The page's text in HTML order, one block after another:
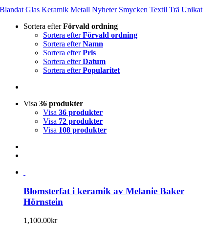
Blandat Glas Keramik Metall Nyheter Smycken Textil Trä Unikat
Sortera efterFörvald ordning
Sortera efterFörvald ordning
Sortera efterNamn
Sortera efterPris
Sortera efterDatum
Sortera efterPopularitet
Visa 36 produkter
Visa 36 produkter
Visa 72 produkter
Visa 108 produkter
Blomsterfat i keramik av Melanie Baker
Hörnstein
1,100.00kr